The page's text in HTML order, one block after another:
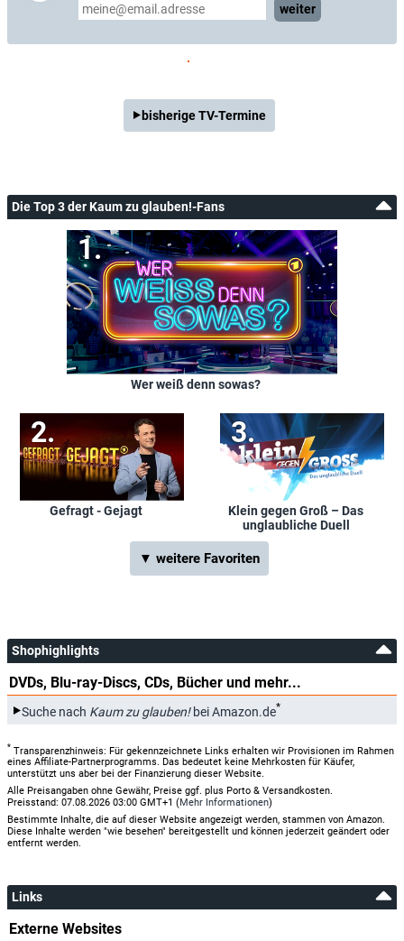
weiter
bisherige TV-Termine
Die Top 3 der Kaum zu glauben!-Fans
Wer weiß denn sowas?
Gefragt - Gejagt
Klein gegen Groß – Das
unglaubliche Duell
▼ weitere Favoriten
Shophighlights
DVDs, Blu-ray-Discs, CDs, Bücher und mehr...
Suche nach Kaum zu glauben!bei Amazon.de*
* Transparenzhinweis: Für gekennzeichnete Links erhalten wir Provisionen im Rahmen
eines Affiliate-Partnerprogramms. Das bedeutet keine Mehrkosten für Käufer,
unterstützt uns aber bei der Finanzierung dieser Website.
Alle Preisangaben ohne Gewähr, Preise ggf. plus Porto & Versandkosten.
Preisstand: 07.08.2026 03:00 GMT+1 (Mehr Informationen)
Bestimmte Inhalte, die auf dieser Website angezeigt werden, stammen von Amazon.
Diese Inhalte werden "wie besehen" bereitgestellt und können jederzeit geändert oder
entfernt werden.
Links
Externe Websites